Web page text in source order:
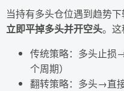
当持有多头仓位遇到趋势
立即平掉多头并开空头。这
传统策略：多头止
个周期）
翻转策略：多头→直